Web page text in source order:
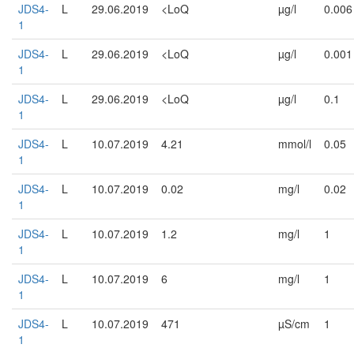
JDS4-
1
L 29.06.2019 <LoQ µg/l 0.006
JDS4-
1
L 29.06.2019 <LoQ µg/l 0.001
JDS4-
1
L 29.06.2019 <LoQ µg/l 0.1
JDS4-
1
L 10.07.2019 4.21 mmol/l 0.05
JDS4-
1
L 10.07.2019 0.02 mg/l 0.02
JDS4-
1
L 10.07.2019 1.2 mg/l 1
JDS4-
1
L 10.07.2019 6 mg/l 1
JDS4-
1
L 10.07.2019 471 µS/cm 1